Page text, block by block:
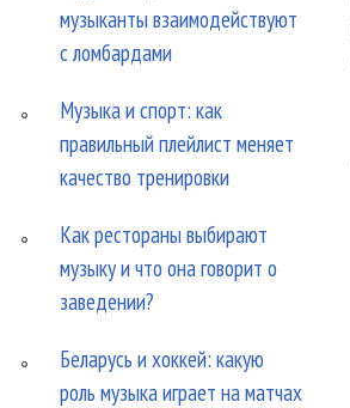
музыканты взаимодействуют
с ломбардами
Музыка и спорт: как
правильный плейлист меняет
качество тренировки
Как рестораны выбирают
музыку и что она говорит о
заведении?
Беларусь и хоккей: какую
роль музыка играет на матчах